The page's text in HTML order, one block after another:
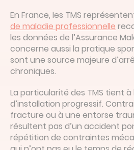
En France, les TMS
de maladie professionnelle
les données de l’Assurance
concerne aussi la pratique
sont une source majeure
chroniques.
La particularité des TMS tient
d’installation progressif.
fracture ou à une entorse
résultent pas d’un accident
répétition de contraintes